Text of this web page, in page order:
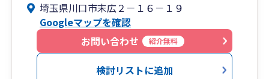
埼玉県川口市末広２－１６－１９
Googleマップを確認
お問い合わせ
紹介無料
検討リストに追加